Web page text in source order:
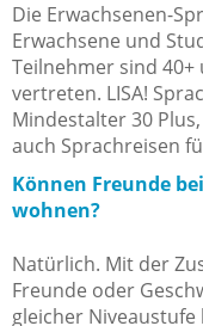
Die Erwachsenen-
Erwachsene und
Teilnehmer sind
vertreten. LISA!
Mindestalter 30
auch Sprachreisen
Können Freunde
wohnen?
Natürlich. Mit der
Freunde oder
gleicher